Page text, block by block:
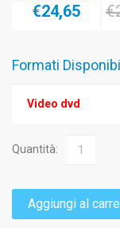
€24,65
Formati
Video dvd
Quantità:
Aggiungi al